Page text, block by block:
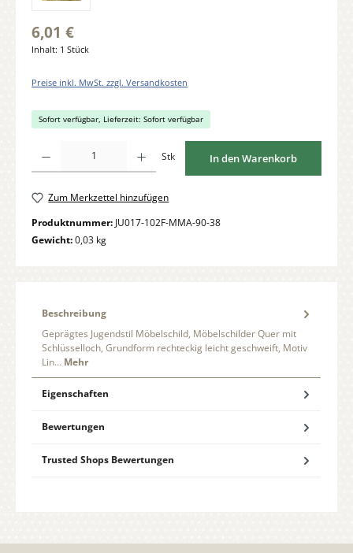
6,01 €
Inhalt: 1 Stück
Preise inkl. MwSt. zzgl. Versandkosten
Sofort verfügbar, Lieferzeit: Sofort verfügbar
Stk In den Warenkorb
Zum Merkzettel hinzufügen
Produktnummer: JU017-102F-MMA-90-38
Gewicht:0,03 kg
Beschreibung
Geprägtes Jugendstil Möbelschild, Möbelschilder Quer mit
Schlüsselloch, Grundform rechteckig leicht geschweift, Motiv
Lin… Mehr
Eigenschaften
Bewertungen
Trusted Shops Bewertungen